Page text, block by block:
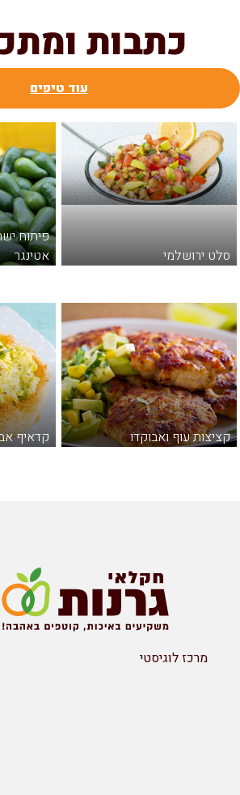
כתבות
עוד טיפים
ירושלמי
פיתוח
אטינגר
עוף ואבוקדו קדאיף
מרכז לוגיסטי